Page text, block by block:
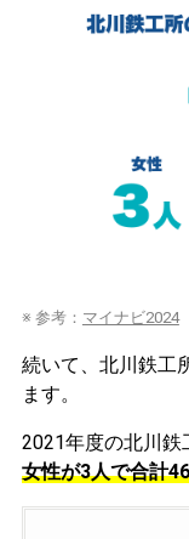
※ 参考： マイナビ2024
続いて、北川鉄工
ます。
2021年度の北川鉄
女性が3人で合計